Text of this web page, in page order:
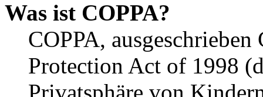
Was ist COPPA?
COPPA,
Protection Act of 1998